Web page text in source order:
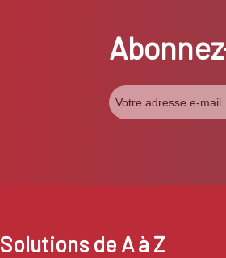
Solutions de A à Z